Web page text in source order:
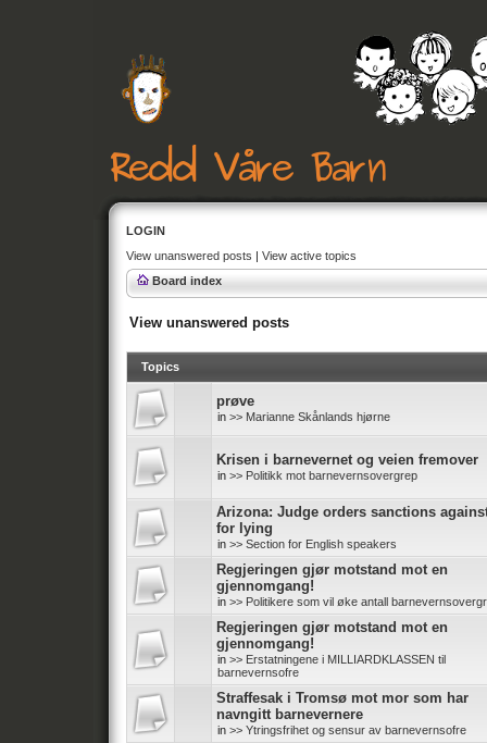
LOGIN
View unanswered posts | View active topics
Board index
View unanswered posts
Topics
prøve
in >> Marianne Skånlands hjørne
Krisen i barnevernet og veien fremover
in >> Politikk mot barnevernsovergrep
Arizona: Judge orders sanctions
for lying
in >> Section for English speakers
Regjeringen gjør motstand mot en
gjennomgang!
in >> Politikere som vil øke antall
Regjeringen gjør motstand mot en
gjennomgang!
in >> Erstatningene i MILLIARDKLASSEN til
barnevernsofre
Straffesak i Tromsø mot mor som har
navngitt barnevernere
in >> Ytringsfrihet og sensur av barnevernsofre